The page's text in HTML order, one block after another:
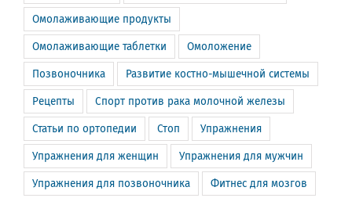
Омолаживающие продукты
Омолаживающие таблетки Омоложение
Позвоночника Развитие костно-мышечной системы
Рецепты Спорт против рака молочной железы
Статьи по ортопедии Стоп Упражнения
Упражнения для женщин Упражнения для мужчин
Упражнения для позвоночника Фитнес для мозгов